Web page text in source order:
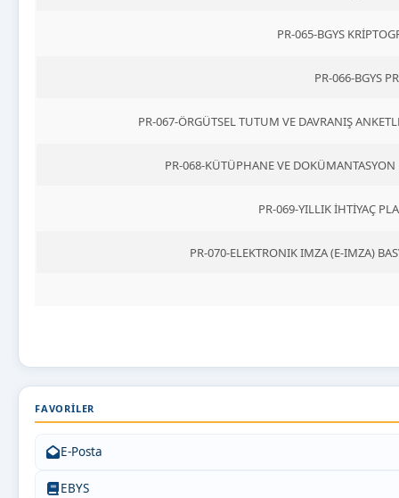
PR-065-BGYS
PR-066-BGYS
PR-067-ÖRGÜTSEL TUTUM VE DAVRANIŞ
PR-068-KÜTÜPHANE VE
PR-069-YILLIK İHTİYAÇ
PR-070-ELEKTRONIK IMZA (E-IMZA)
FAVORILER
E-Posta
EBYS